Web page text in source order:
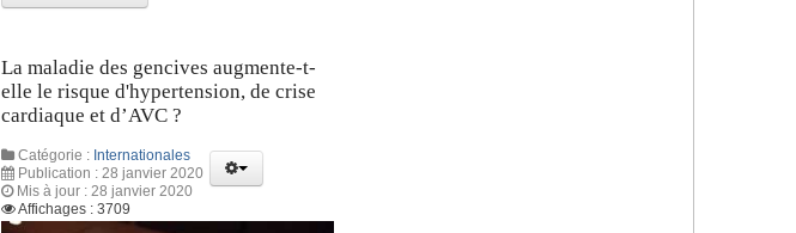
La maladie des gencives augmente-t-
elle le risque d'hypertension, de crise
cardiaque et d’AVC ?
Catégorie : Internationales
Publication : 28 janvier 2020
Mis à jour : 28 janvier 2020
Affichages : 3709